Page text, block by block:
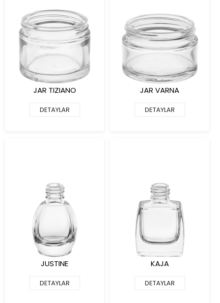
JAR TIZIANO
DETAYLAR
JAR VARNA
DETAYLAR
JUSTINE
DETAYLAR
KAJA
DETAYLAR